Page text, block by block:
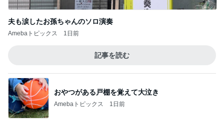
夫も涙したお孫ちゃんのソロ演奏
Amebaトピックス 1日前
記事を読む
おやつがある戸棚を覚えて大泣き
Amebaトピックス 1日前